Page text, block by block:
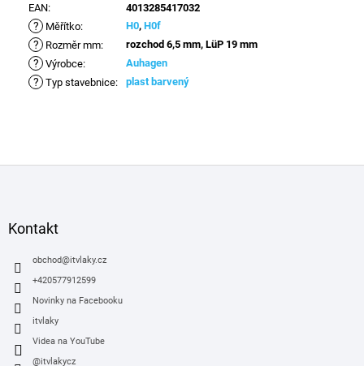
EAN: 4013285417032
? Měřítko: H0, H0f
? Rozměr mm: rozchod 6,5 mm, LüP 19 mm
? Výrobce: Auhagen
? Typ stavebnice: plast barvený
Kontakt
obchod@itvlaky.cz
+420577912599
Novinky na Facebooku
itvlaky
Videa na YouTube
@itvlakycz